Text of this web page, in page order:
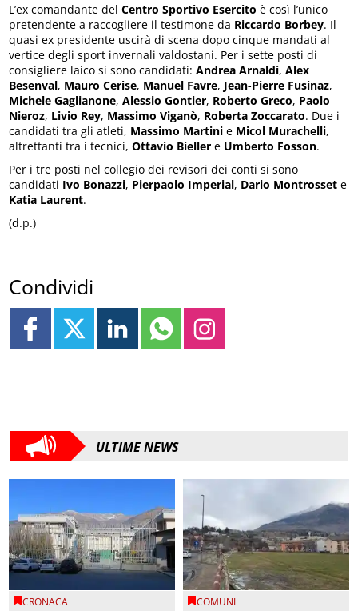
L’ex comandante delCentro Sportivo Esercito è così l’unico
pretendente a raccogliere il testimone da Riccardo Borbey. Il
quasi ex presidente uscirà di scena dopo cinque mandati al
vertice degli sport invernali valdostani. Per i sette posti di
consigliere laico si sono candidati:Andrea Arnaldi,Alex
Besenval, Mauro Cerise, Manuel Favre, Jean-Pierre Fusinaz,
Michele Gaglianone,Alessio Gontier, Roberto Greco, Paolo
Nieroz, Livio Rey, Massimo Viganò, Roberta Zoccarato. Due i
candidati tra gli atleti, Massimo Martini e Micol Murachelli,
altrettanti tra i tecnici,Ottavio Bieller e Umberto Fosson.
Per i tre posti nel collegio dei revisori dei conti si sono
candidati Ivo Bonazzi, Pierpaolo Imperial, Dario Montrosset e
Katia Laurent.
(d.p.)
Condividi
ULTIME NEWS
CRONACA COMUNI